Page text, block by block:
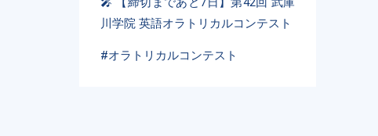
川学院 英語オラトリカルコンテスト
#オラトリカルコンテスト